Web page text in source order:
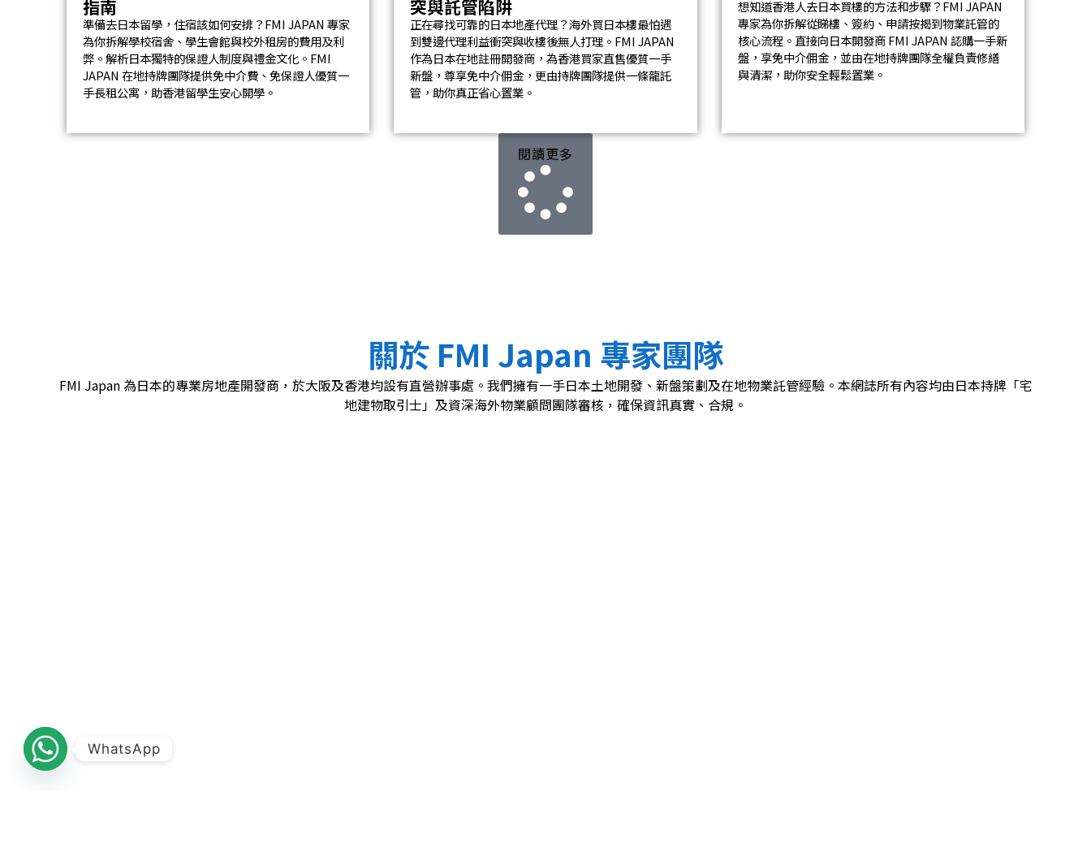
指南
準備去日本留學，住宿該如何安排？FMI JAPAN 專家
為你拆解學校宿舍、學生會館與校外租房的費用及利
弊。解析日本獨特的保證人制度與禮金文化。FMI
JAPAN 在地持牌團隊提供免中介費、免保證人優質一
手長租公寓，助香港留學生安心開學。
突與託管陷阱
正在尋找可靠的日本地產代理？海外買日本樓最怕遇
到雙邊代理利益衝突與收樓後無人打理。FMI JAPAN
作為日本在地註冊開發商，為香港買家直售優質一手
新盤，尊享免中介佣金，更由持牌團隊提供一條龍託
管，助你真正省心置業。
想知道香港人去日本買樓的方法和步驟？FMI JAPAN
專家為你拆解從睇樓、簽約、申請按揭到物業託管的
核心流程。直接向日本開發商 FMI JAPAN 認購一手新
盤，享免中介佣金，並由在地持牌團隊全權負責修繕
與清潔，助你安全輕鬆置業。
閱讀更多
關於 FMI Japan 專家團隊
FMI Japan 為日本的專業房地產開發商，於大阪及香港均設有直營辦事處。我們擁有一手日本土地開發、新盤策劃及在地物業託管經驗。本網誌所有內容均由日本持牌「宅
地建物取引士」及資深海外物業顧問團隊審核，確保資訊真實、合規。
WhatsApp